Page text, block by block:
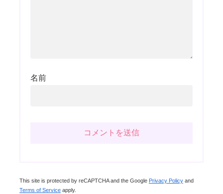
名前
This site is protected by reCAPTCHA and the Google Privacy Policy and
Terms of Service apply.